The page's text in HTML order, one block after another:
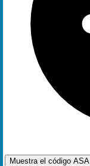
Muestra el código ASA